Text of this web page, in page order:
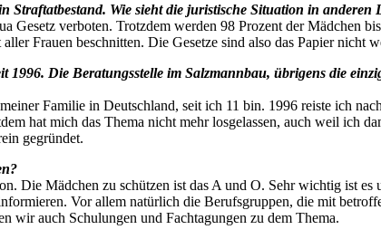
Straftatbestand. Wie sieht die juristische Situation in anderen
Gesetz verboten. Trotzdem werden 98 Prozent der Mädchen
Frauen beschnitten. Die Gesetze sind also das Papier nicht
1996. Die Beratungsstelle im Salzmannbau, übrigens die
Familie in Deutschland, seit ich 11 bin. 1996 reiste ich
hat mich das Thema nicht mehr losgelassen, auch weil ich
gegründet.
Die Mädchen zu schützen ist das A und O. Sehr wichtig ist
Vor allem natürlich die Berufsgruppen, die mit
wir auch Schulungen und Fachtagungen zu dem Thema.